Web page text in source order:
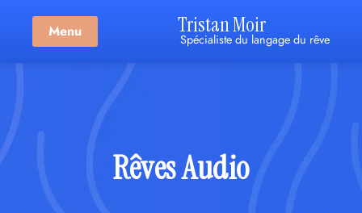
Menu Tristan Moir
Spécialiste du langage du rêve
Rêves Audio